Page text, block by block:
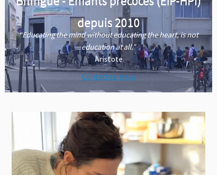
depuis 2010
“Educating the mind without educating the heart, is not
education at all.”
Aristote
Contactez-nous